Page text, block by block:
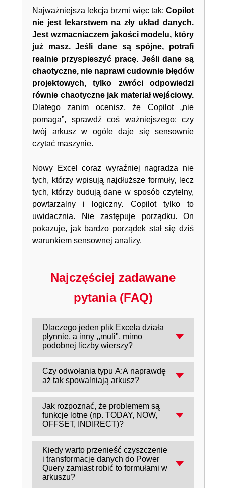
Najważniejsza lekcja brzmi więc tak: Copilot
nie jest lekarstwem na zły układ danych.
Jest wzmacniaczem jakości modelu, który
już masz. Jeśli dane są spójne, potrafi
realnie przyspieszyć pracę. Jeśli dane są
chaotyczne, nie naprawi cudownie błędów
projektowych, tylko zwróci odpowiedzi
równie chaotyczne jak materiał wejściowy.
Dlatego zanim ocenisz, że Copilot „nie
pomaga”, sprawdź coś ważniejszego: czy
twój arkusz w ogóle daje się sensownie
czytać maszynie.
Nowy Excel coraz wyraźniej nagradza nie
tych, którzy wpisują najdłuższe formuły, lecz
tych, którzy budują dane w sposób czytelny,
powtarzalny i logiczny. Copilot tylko to
uwidacznia. Nie zastępuje porządku. On
pokazuje, jak bardzo porządek stał się dziś
warunkiem sensownej analizy.
Najczęściej zadawane
pytania (FAQ)
Dlaczego jeden plik Excela działa
płynnie, a inny ,,muli", mimo
podobnej liczby wierszy?
Zwykle decyduje konstrukcja: zbyt szerokie
zakresy, powielanie ciężkich formuł, funkcje
lotne i długie łańcuchy zależności potrafią
zwielokrotnić liczbę obliczeń, które Excel
wykonuje przy każdej zmianie.
Czy odwołania typu A:A naprawdę
aż tak spowalniają arkusz?
Tak, bo obejmują ponad milion komórek. W
funkcjach wyszukiwania, warunkowych i w
obliczeniach tablicowych to często oznacza
zamiast konkretnego zakresu danych.
Jak rozpoznać, że problemem są
funkcje lotne (np. TODAY, NOW,
OFFSET, INDIRECT)?
Jeśli plik przelicza się ,,bez powodu",
reaguje opóźnieniem po drobnych
zmianach albo spowalnia wraz z
rozbudową raportu, to częsty sygnał, że
Kiedy warto przenieść czyszczenie
i transformacje danych do Power
Query zamiast robić to formułami w
arkuszu?